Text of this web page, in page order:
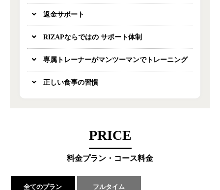
返金サポート
RIZAPならではの サポート体制
専属トレーナーがマンツーマンでトレーニング
正しい食事の習慣
PRICE
料金プラン・コース料金
全てのプラン フルタイム